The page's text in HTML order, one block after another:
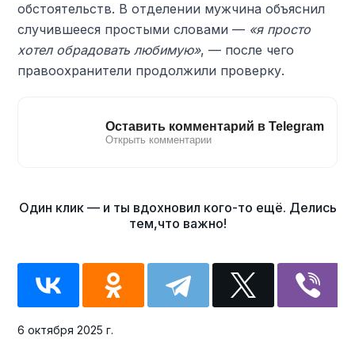
обстоятельств. В отделении мужчина объяснил
случившееся простыми словами — «я просто
хотел обрадовать любимую», — после чего
правоохранители продолжили проверку.
6 октября 2025 г.